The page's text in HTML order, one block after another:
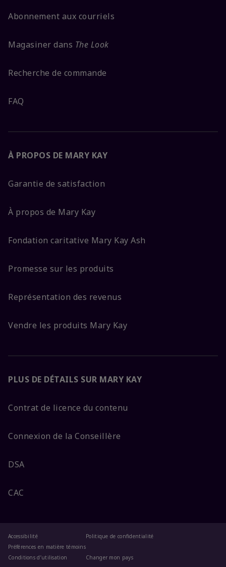
Abonnement aux courriels
Magasiner dans The Look
Recherche de commande
FAQ
À PROPOS DE MARY KAY
Garantie de satisfaction
À propos de Mary Kay
Fondation caritative Mary Kay Ash
Promesse sur les produits
Représentation des revenus
Vendre les produits Mary Kay
PLUS DE DÉTAILS SUR MARY KAY
Contrat de licence du contenu
Connexion de la Conseillère
DSA
CAC
Accessibilité
Préférences en matière témoins
Conditions d’utilisation
Politique de confidentialité
Changer mon pays